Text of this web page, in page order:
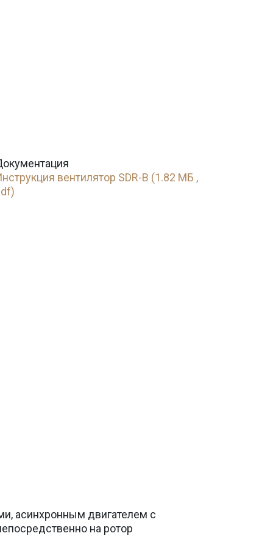
вентилятор SDR-B (1.82 МБ ,
асинхронным двигателем с
на ротор